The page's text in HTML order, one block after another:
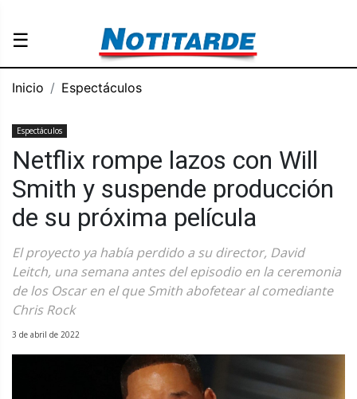
☰
Inicio Espectáculos
Espectáculos
Netflix rompe lazos con Will
Smith y suspende producción
de su próxima película
El proyecto ya había perdido a su director, David
Leitch, una semana antes del episodio en la ceremonia
de los Oscar en el que Smith abofetear al comediante
Chris Rock
3 de abril de 2022